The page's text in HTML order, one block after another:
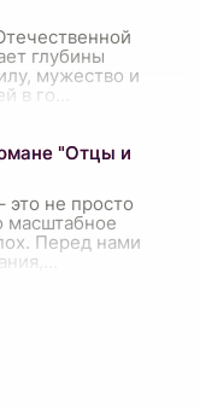
глубины
мужество и
в го
"Отцы и
это не просто
масштабное
Перед нами